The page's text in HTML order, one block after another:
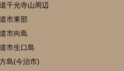
千光寺山周辺
市東部
市向島
市生口島
島(今治市)